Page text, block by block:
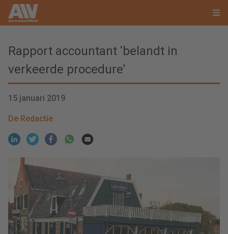
Rapport accountant ‘belandt in
verkeerde procedure’
15 januari 2019
De Redactie